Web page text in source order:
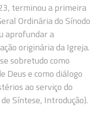
terminou a primeira
Ordinária do Sínodo
aprofundar a
originária da Igreja.
sobretudo como
Deus e como diálogo
ao serviço do
Síntese, Introdução).